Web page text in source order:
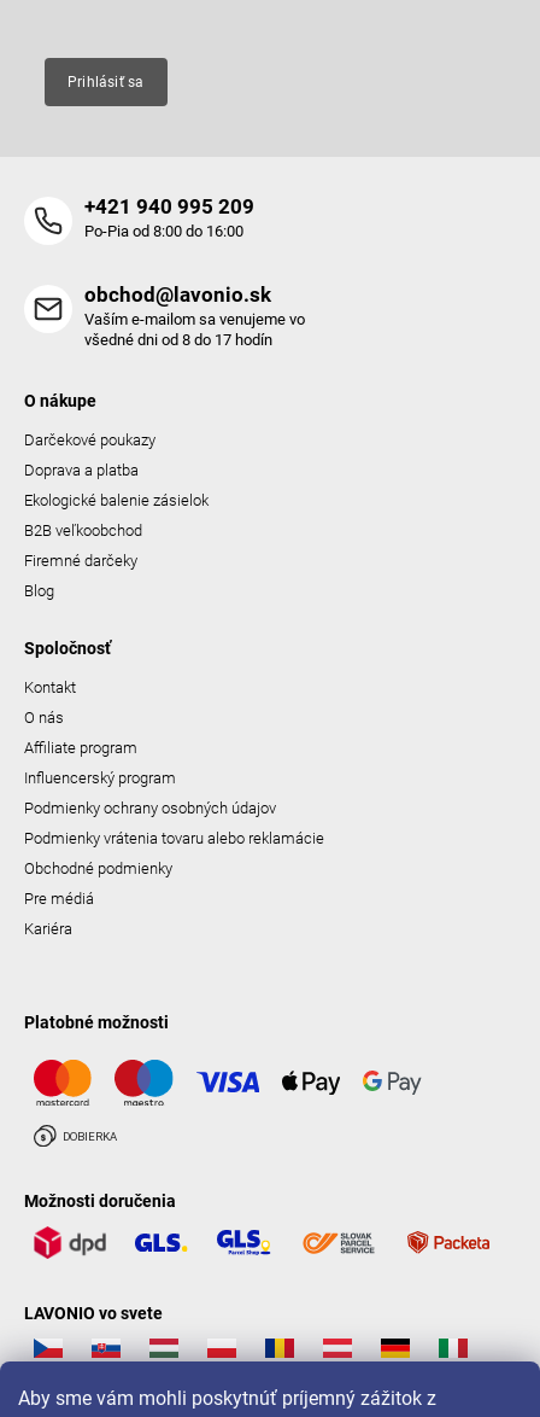
Aby sme vám mohli poskytnúť príjemný zážitok z
Prihlásiť sa
+421 940 995 209
Po-Pia od 8:00 do 16:00
obchod@lavonio.sk
Vaším e-mailom sa venujeme vo
všedné dni od 8 do 17 hodín
O nákupe
Darčekové poukazy
Doprava a platba
Ekologické balenie zásielok
B2B veľkoobchod
Firemné darčeky
Blog
Spoločnosť
Kontakt
O nás
Affiliate program
Influencerský program
Podmienky ochrany osobných údajov
Podmienky vrátenia tovaru alebo reklamácie
Obchodné podmienky
Pre médiá
Kariéra
Platobné možnosti
Možnosti doručenia
LAVONIO vo svete